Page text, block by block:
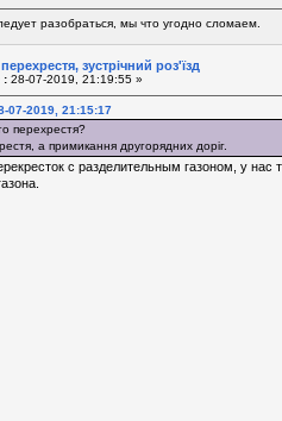
разобраться, мы что угодно сломаем.
зустрічний роз'їзд
: 28-07-2019, 21:19:55 »
07-2019, 21:15:17
перехрестя?
а примикання другорядних доріг.
с разделительным газоном, у нас